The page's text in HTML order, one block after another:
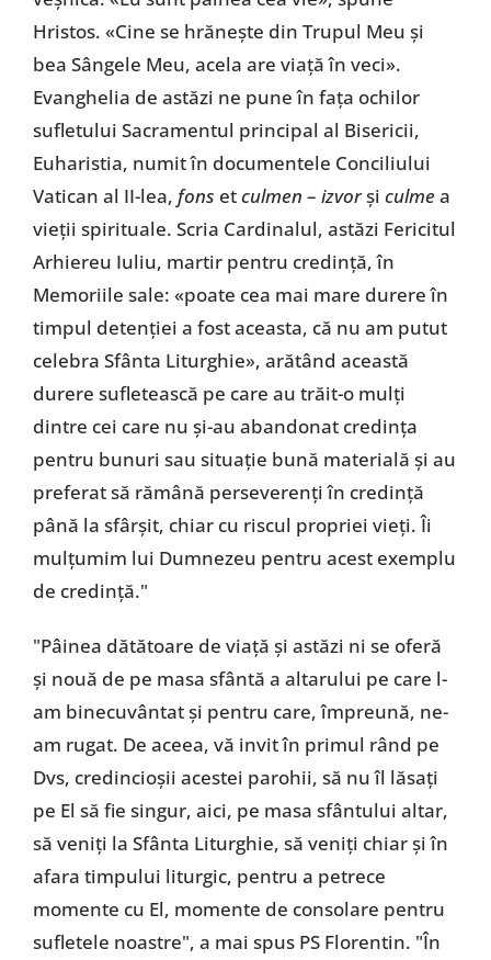
Hristos. «Cine se hrănește din Trupul Meu și
bea Sângele Meu, acela are viață în veci».
Evanghelia de astăzi ne pune în fața ochilor
sufletului Sacramentul principal al Bisericii,
Euharistia, numit în documentele Conciliului
Vatican al II-lea, fons etculmen – izvorși culmea
vieții spirituale. Scria Cardinalul, astăzi Fericitul
Arhiereu Iuliu, martir pentru credință, în
Memoriile sale: «poate cea mai mare durere în
timpul detenției a fost aceasta, că nu am putut
celebra Sfânta Liturghie», arătând această
durere sufletească pe care au trăit-o mulți
dintre cei care nu și-au abandonat credința
pentru bunuri sau situație bună materială și au
preferat să rămână perseverenți în credință
până la sfârșit, chiar cu riscul propriei vieți. Îi
mulțumim lui Dumnezeu pentru acest exemplu
de credință."
"Pâinea dătătoare de viață și astăzi ni se oferă
și nouă de pe masa sfântă a altarului pe care l-
am binecuvântat și pentru care, împreună, ne-
am rugat. De aceea, vă invit în primul rând pe
Dvs, credincioșii acestei parohii, să nu îl lăsați
pe El să fie singur, aici, pe masa sfântului altar,
să veniți la Sfânta Liturghie, să veniți chiar și în
afara timpului liturgic, pentru a petrece
momente cu El, momente de consolare pentru
sufletele noastre", a mai spus PS Florentin. "În